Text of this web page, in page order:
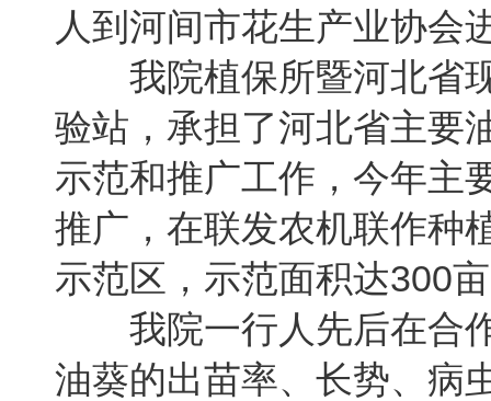
人到河间市花生产业协会
我院植保所暨河北省现
验站，承担了河北省主要
示范和推广工作，今年主
推广，在联发农机联作种
示范区，示范面积达300
我院一行人先后在合作
油葵的出苗率、长势、病